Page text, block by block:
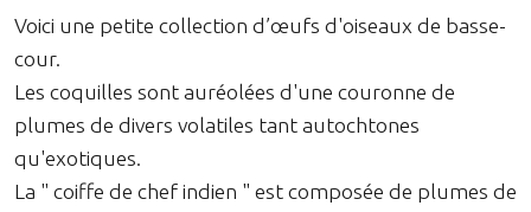
Voici une petite collection d’œufs d'oiseaux de basse-
cour.
Les coquilles sont auréolées d'une couronne de
plumes de divers volatiles tant autochtones
qu'exotiques.
La " coiffe de chef indien " est composée de plumes de